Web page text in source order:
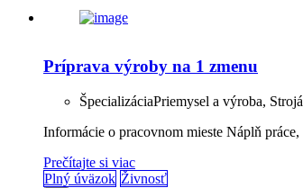
Príprava výroby na 1 zmenu
ŠpecializáciaPriemysel a výroba,
Informácie o pracovnom mieste Náplň
Prečítajte si viac
Plný úväzok Živnosť